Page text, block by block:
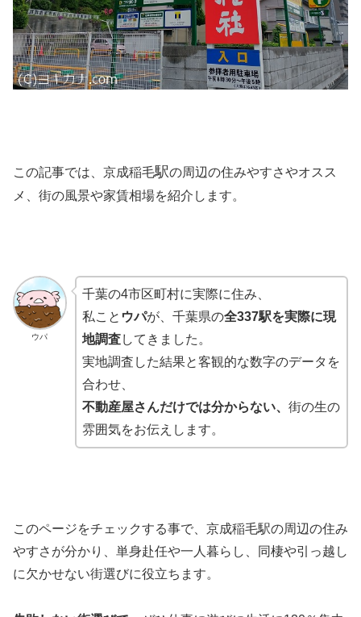
この記事では、京成稲毛駅の周辺の住みやすさやオスス
メ、街の風景や家賃相場を紹介します。
ウパ
千葉の4市区町村に実際に住み、
私こと ウパが、千葉県の全337駅を実際に現
地調査してきました。
実地調査した結果と客観的な数字のデータを
合わせ、
不動産屋さんだけでは分からない、 街の生の
雰囲気をお伝えします。
このページをチェックする事で、京成稲毛駅の周辺の住み
やすさが分かり、単身赴任や一人暮らし、同棲や引っ越し
に欠かせない街選びに役立ちます。